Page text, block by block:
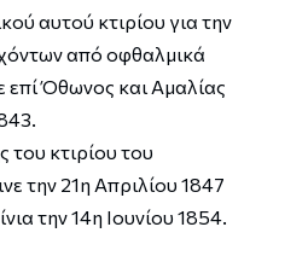
αυτού κτιρίου για την
από οφθαλμικά
επί Όθωνος και Αμαλίας
του κτιρίου του
την 21η Απριλίου 1847
την 14η Ιουνίου 1854.